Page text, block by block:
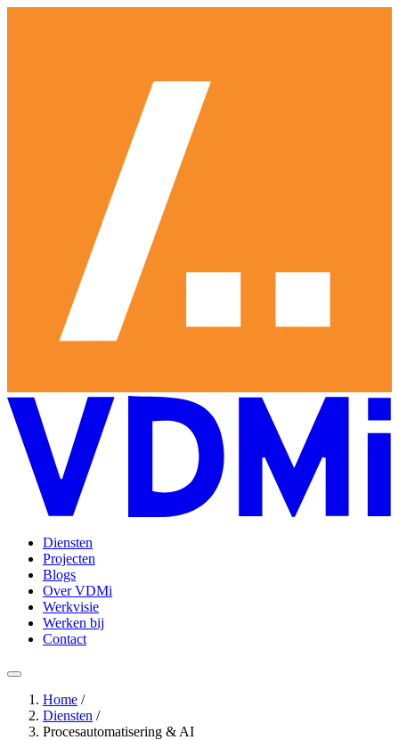
Diensten
Projecten
Blogs
Over VDMi
Werkvisie
Werken bij
Contact
Home /
Diensten /
Procesautomatisering & AI